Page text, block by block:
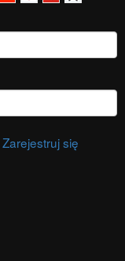
się